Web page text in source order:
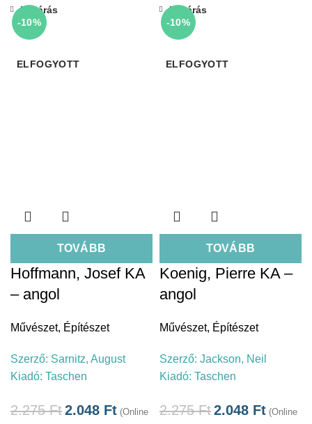
-10%
ELFOGYOTT
TOVÁBB
Bezárás
Hoffmann, Josef KA
– angol
Művészet, Építészet
Szerző: Sarnitz, August
Kiadó: Taschen
2.275Ft2.048 Ft (Online
-10%
ELFOGYOTT
TOVÁBB
Bezárás
Koenig, Pierre KA –
angol
Művészet, Építészet
Szerző: Jackson, Neil
Kiadó: Taschen
2.275Ft2.048 Ft (Online